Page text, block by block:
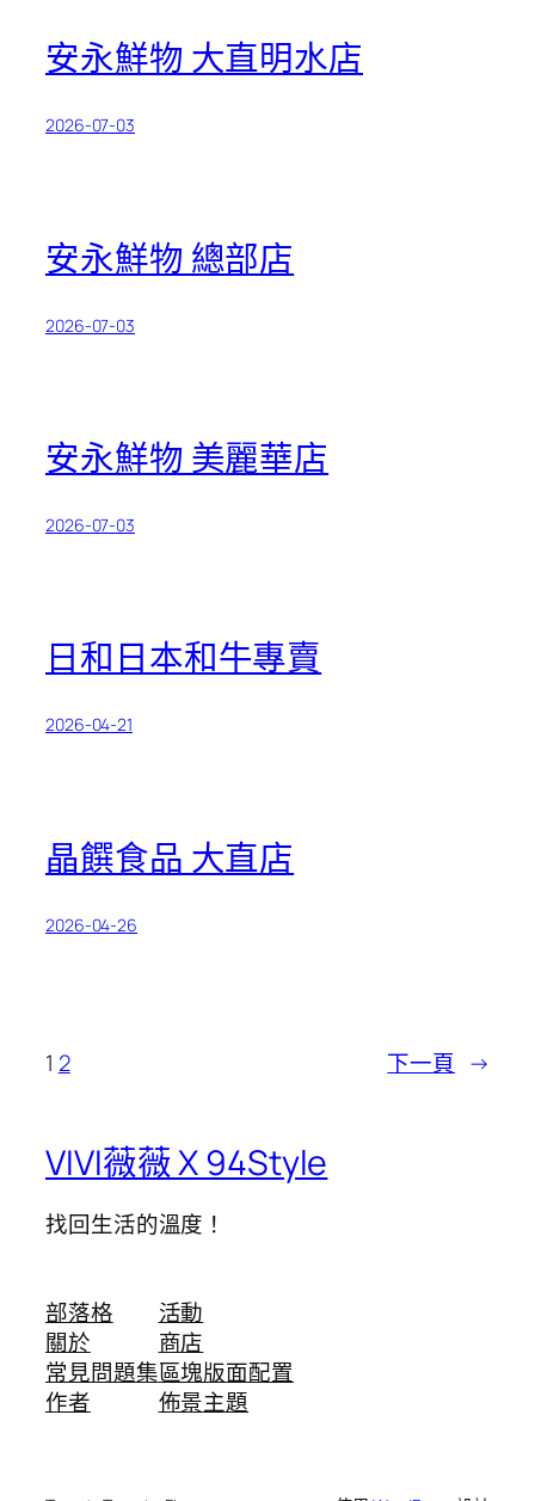
安永鮮物 大直明水店
2026-07-03
安永鮮物 總部店
2026-07-03
安永鮮物 美麗華店
2026-07-03
日和日本和牛專賣
2026-04-21
晶饌食品 大直店
2026-04-26
1 2 下一頁 →
VIVI薇薇 X 94Style
找回生活的溫度！
部落格
關於
常見問題集
作者
活動
商店
區塊版面配置
佈景主題